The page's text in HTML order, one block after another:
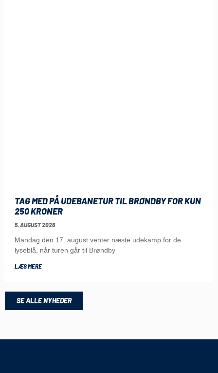
TAG MED PÅ UDEBANETUR TIL BRØNDBY FOR KUN
250 KRONER
5. AUGUST 2026
Mandag den 17. august venter næste udekamp for de
lyseblå, når turen går til Brøndby
LÆS MERE
SE ALLE NYHEDER